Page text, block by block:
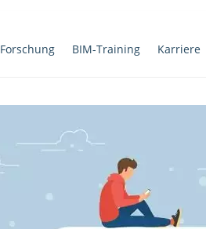
Forschung BIM-Training Karriere